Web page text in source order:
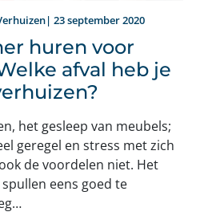
23 september 2020
huren voor
afval heb je
het gesleep van meubels;
geregel en stress met zich
de voordelen niet. Het
eens goed te